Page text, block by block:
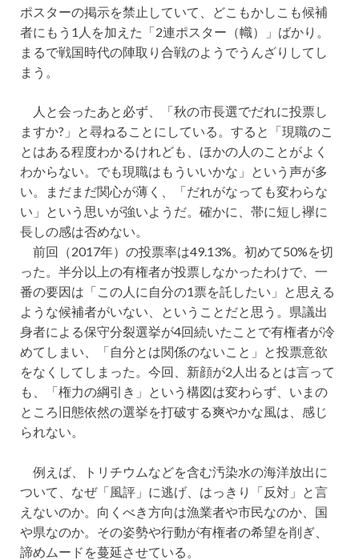
ポスターの掲示を禁止していて、どこもかしこも候補
者にもう1人を加えた「2連ポスター（幟）」ばかり。
まるで戦国時代の陣取り合戦のようでうんざりしてし
まう。
人と会ったあと必ず、「秋の市長選でだれに投票し
ますか?」と尋ねることにしている。すると「現職のこ
とはある程度わかるけれども、ほかの人のことがよく
わからない。でも現職はもういいかな」という声が多
い。まだまだ関心が薄く、「だれがなっても変わらな
い」という思いが強いようだ。確かに、帯に短し襷に
長しの感は否めない。
前回（2017年）の投票率は49.13%。初めて50%を切
った。半分以上の有権者が投票しなかったわけで、一
番の要因は「この人に自分の1票を託したい」と思える
ような候補者がいない、ということだと思う。県議出
身者による保守分裂選挙が4回続いたことで有権者が冷
めてしまい、「自分とは関係のないこと」と投票意欲
をなくしてしまった。今回、新顔が2人出るとは言って
も、「権力の綱引き」という構図は変わらず、いまの
ところ旧態依然の選挙を打破する爽やかな風は、感じ
られない。
例えば、トリチウムなどを含む汚染水の海洋放出に
ついて、なぜ「風評」に逃げ、はっきり「反対」と言
えないのか。向くべき方向は漁業者や市民なのか、国
や県なのか。その姿勢や行動が有権者の希望を削ぎ、
諦めムードを蔓延させている。